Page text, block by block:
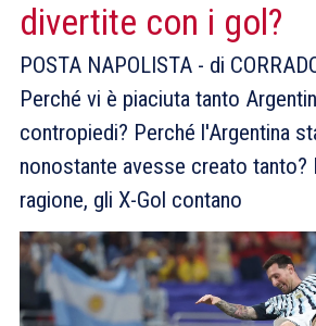
divertite con i gol?
POSTA NAPOLISTA - di
Perché vi è piaciuta tanto
contropiedi? Perché l'Argentina
nonostante avesse creato tanto?
ragione, gli X-Gol contano